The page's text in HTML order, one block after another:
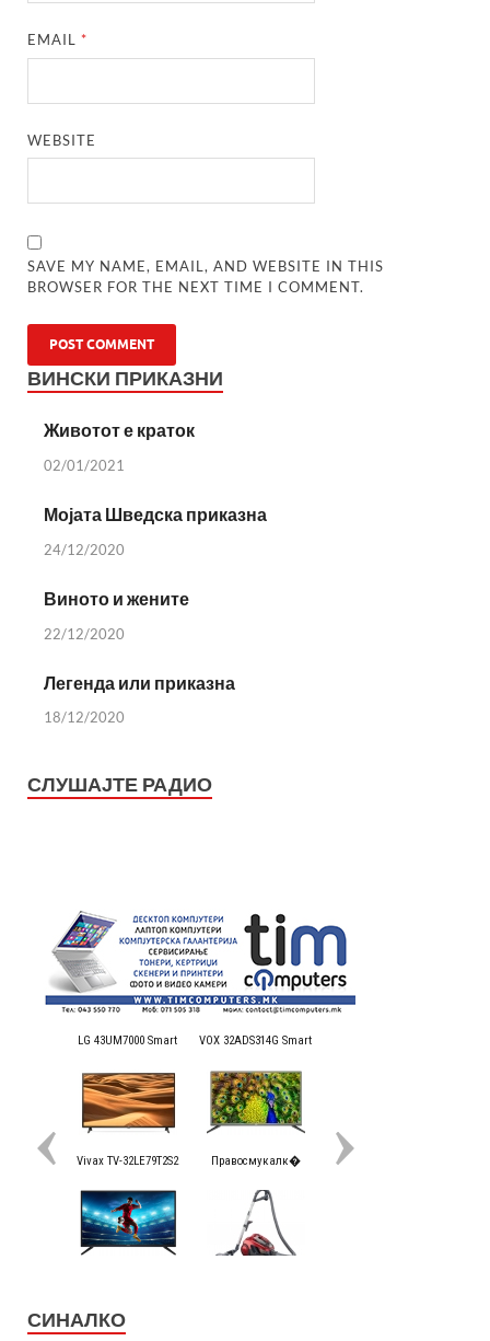
EMAIL*
WEBSITE
SAVE MY NAME, EMAIL, AND WEBSITE IN THIS
BROWSER FOR THE NEXT TIME I COMMENT.
ВИНСКИ ПРИКАЗНИ
Животот е краток
02/01/2021
Мојата Шведска приказна
24/12/2020
Виното и жените
22/12/2020
Легенда или приказна
18/12/2020
СЛУШАЈТЕ РАДИО
СИНАЛКО